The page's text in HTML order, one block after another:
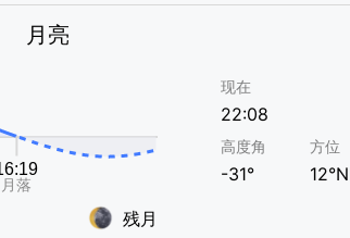
月亮
残月
现在
22:08
高度角
-31°
方位